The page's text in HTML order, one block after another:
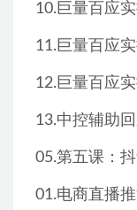
10.巨量百应
11.巨量百应
12.巨量百应
13.中控辅助
05.第五课：
01.电商直播